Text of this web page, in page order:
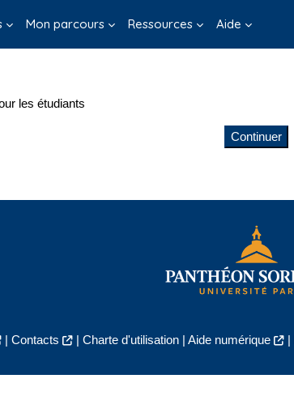
Mon parcours Ressources Aide
les étudiants
Continuer
| Contacts | Charte d'utilisation| Aide numérique |